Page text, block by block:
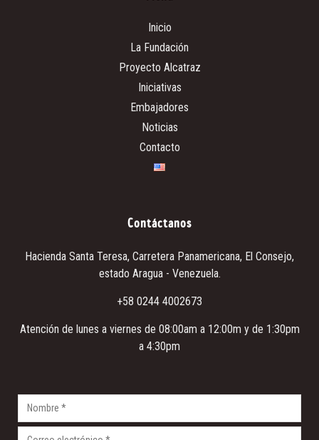
Inicio
La Fundación
Proyecto Alcatraz
Iniciativas
Embajadores
Noticias
Contacto
Contáctanos
Hacienda Santa Teresa, Carretera Panamericana, El Consejo,
estado Aragua - Venezuela.
+58 0244 4002673
Atención de lunes a viernes de 08:00am a 12:00m y de 1:30pm
a 4:30pm